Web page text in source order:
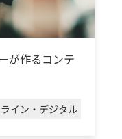
が作るコンテ
イン・デジタル